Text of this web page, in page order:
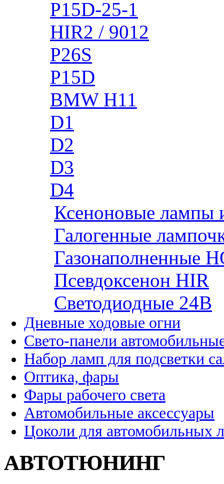
P15D-25-1
HIR2 / 9012
P26S
P15D
BMW H11
D1
D2
D3
D4
Ксеноновые лампы
Галогенные
Газонаполненные
Псевдоксенон HIR
Cветодиодные 24B
Дневные ходовые огни
Свето-панели
Набор ламп для подсветки
Оптика, фары
Фары рабочего света
Автомобильные аксессуары
Цоколи для автомобильных
АВТОТЮНИНГ